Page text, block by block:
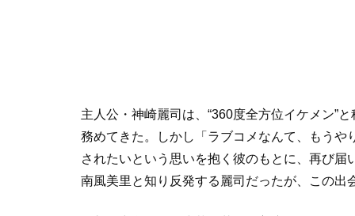
主人公・神崎麗司は、“360度全方位イケメン”
務めてきた。しかし「ラブコメなんて、もう
されたいという思いを抱く彼のもとに、再び
南風美里と知り反発する麗司だったが、この